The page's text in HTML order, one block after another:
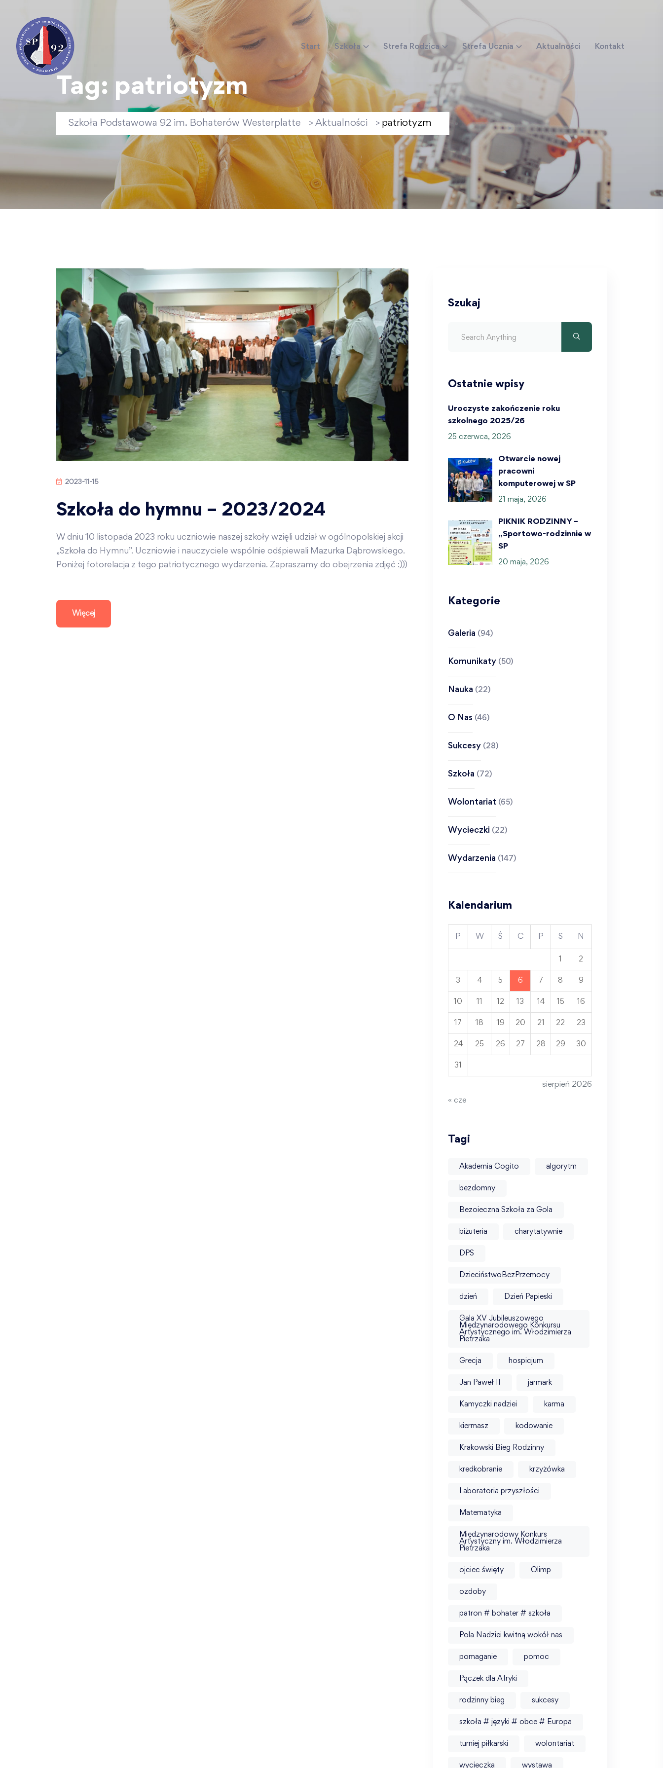
Start Szkoła Strefa Rodzica Strefa Ucznia Aktualności Kontakt
Tag: patriotyzm
Szkoła Podstawowa 92 im. Bohaterów Westerplatte > Aktualności > patriotyzm
2023-11-15
Szkoła do hymnu – 2023/2024
W dniu 10 listopada 2023 roku uczniowie naszej szkoły wzięli udział w ogólnopolskiej akcji
„Szkoła do Hymnu”. Uczniowie i nauczyciele wspólnie odśpiewali Mazurka Dąbrowskiego.
Poniżej fotorelacja z tego patriotycznego wydarzenia. Zapraszamy do obejrzenia zdjęć :)))
Więcej
Szukaj
Ostatnie wpisy
Uroczyste zakończenie roku
szkolnego 2025/26
25 czerwca, 2026
Otwarcie nowej
pracowni
komputerowej w SP
21 maja, 2026
PIKNIK RODZINNY –
„Sportowo-rodzinnie w
SP
20 maja, 2026
Kategorie
Galeria (94)
Komunikaty (50)
Nauka (22)
O Nas (46)
Sukcesy (28)
Szkoła (72)
Wolontariat (65)
Wycieczki (22)
Wydarzenia (147)
Kalendarium
sierpień 2026
P W Ś C P S N
2
3 4 5 6 7 8 9
10 12 13 14 15 16
17 18 19 20 21 22 23
24 25 26 27 28 29 30
31
« cze
Tagi
Akademia Cogito algorytm
bezdomny
Bezoieczna Szkoła za Gola
biżuteria charytatywnie
DPS
DzieciństwoBezPrzemocy
dzień Dzień Papieski
Gala XV Jubileuszowego
Międzynarodowego Konkursu
Artystycznego im. Włodzimierza
Pietrzaka
Grecja hospicjum
Jan Paweł II jarmark
Kamyczki nadziei karma
kiermasz kodowanie
Krakowski Bieg Rodzinny
kredkobranie krzyżówka
Laboratoria przyszłości
Matematyka
Międzynarodowy Konkurs
Artystyczny im. Włodzimierza
Pietrzaka
ojciec święty Olimp
ozdoby
patron # bohater # szkoła
Pola Nadziei kwitną wokół nas
pomaganie pomoc
Pączek dla Afryki
rodzinny bieg sukcesy
szkoła # języki # obce # Europa
turniej piłkarski wolontariat
wycieczka wystawa